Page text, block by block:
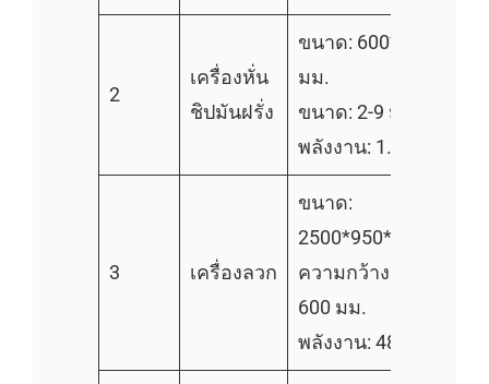
2
เครื่องหั่น
ชิปมันฝรั่ง
ขนาด: 600*500*900
มม.
ขนาด: 2-9 มม.
พลังงาน: 1.5kW
3 เครื่องลวก
ขนาด:
2500*950*1250 มม.
ความกว้างสายรัด:
600 มม.
พลังงาน: 48kW